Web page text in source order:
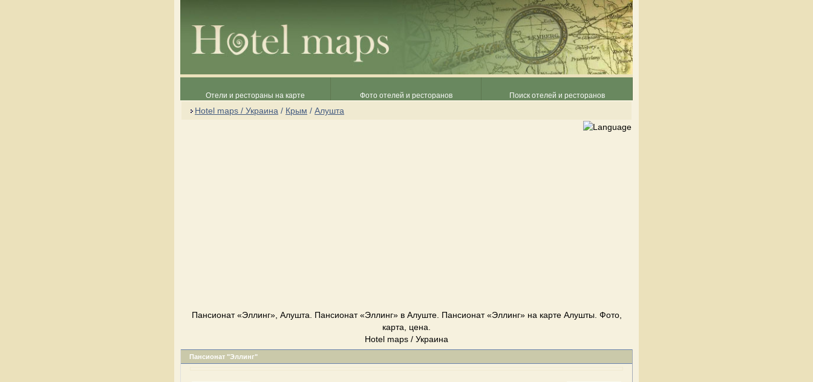
Отели и рестораны на карте Фото отелей и ресторанов Поиск отелей и ресторанов
Hotel maps / Украина / Крым / Алушта
Пансионат «Эллинг», Алушта. Пансионат «Эллинг» в Алуште. Пансионат «Эллинг» на карте Алушты. Фото,
карта, цена.
Hotel maps / Украина
Пансионат "Эллинг"